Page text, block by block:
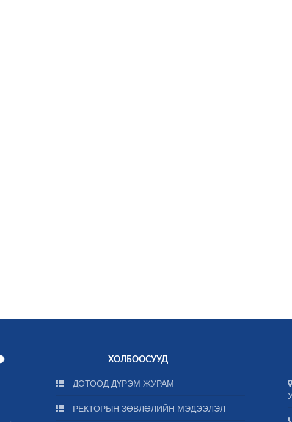
ХОЛБООСУУД
ДОТООД ДҮРЭМ ЖУРАМ
РЕКТОРЫН ЗӨВЛӨЛИЙН МЭДЭЭЛЭЛ